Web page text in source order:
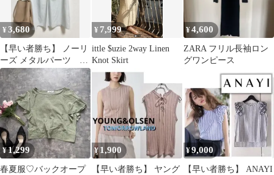
¥3,680
【早い者勝ち】 ノーリ
ーズ メタルパーツ V
ネックストライプブラ
ウス
¥ 7,999
ittle $uzie 2way Linen
Knot Skirt
¥4,600
ZARA フリル長袖ロン
グワンピース
¥1,299
春夏服♡バックオープ
¥ 1,900
【早い者勝ち】 ヤング
¥9,000
【早い者勝ち】 ANAYI